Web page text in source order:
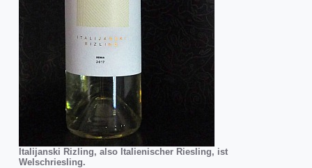
Italijanski Rizling, also Italienischer Riesling, ist
Welschriesling.